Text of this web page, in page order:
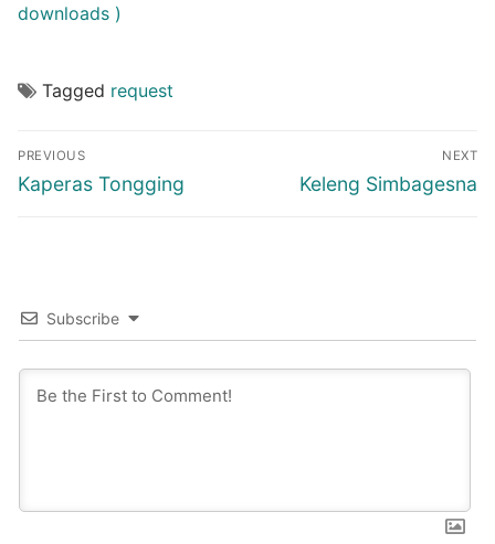
downloads )
Tagged request
Post
navigation
PREVIOUS
Previous
Kaperas Tongging
NEXT
Next
Keleng Simbagesna
Subscribe